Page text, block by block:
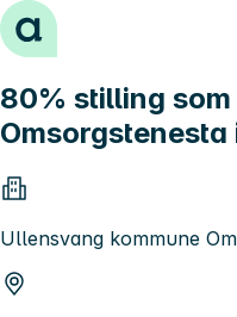
Hopp til innhold
80% stilling
Ullensvang kommune